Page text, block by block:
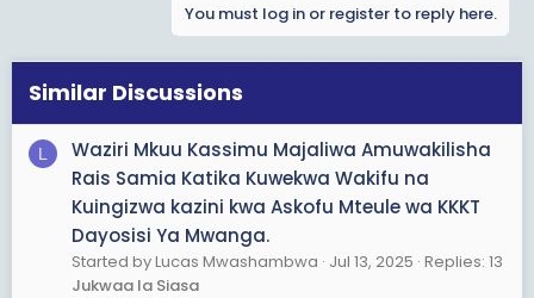
👉Anamtesa Tundu Lissu gerezani pasipo HAKI wala
pasipo sababu yoyote. Machozi ya mke wa Tundu Lissu
na watoto yake ni risasi tosha kabisa kummaliza huyu
👉 Hitimisho la unyama wake eti tu kwa sbb ya "u - Rais"
wake ni kuua na kumwaga damu za watoto, vijana wa
kike na kiume, kina mama na kina baba zaidi ya 10,000
siku ya uchaguzi bandia wa 29/10, ndiyo gharama ya
malipo ya madaraka ya Urais wake
You must log in or register to reply here.
Similar Discussions
L
Waziri Mkuu Kassimu Majaliwa Amuwakilisha
Rais Samia Katika Kuwekwa Wakifu na
Kuingizwa kazini kwa Askofu Mteule wa KKKT
Dayosisi Ya Mwanga.
Started by Lucas Mwashambwa Jul 13, 2025 Replies: 13
Jukwaa la Siasa